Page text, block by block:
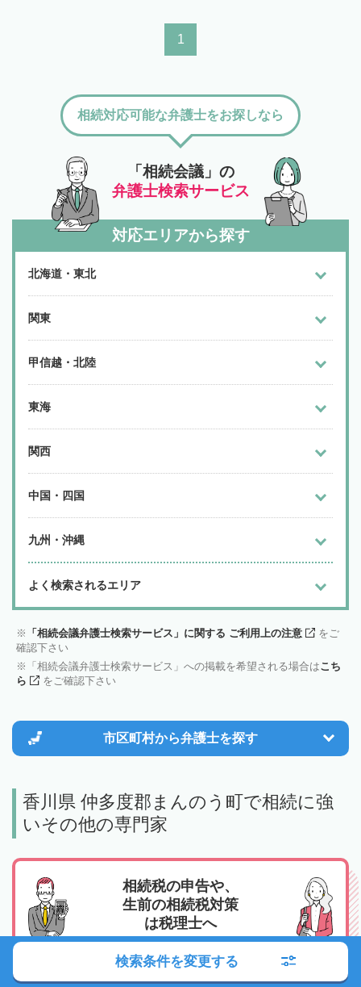
1
「相続会議」の
弁護士検索サービス
相続対応可能な弁護士をお探しなら
対応エリアから探す
北海道・東北
関東
甲信越・北陸
東海
関西
中国・四国
九州・沖縄
よく検索されるエリア
「相続会議弁護士検索サービス」に関する ご利用上の注意
をご
確認下さい
「相続会議弁護士検索サービス」への掲載を希望される場合はこち
ら
をご確認下さい
市区町村から弁護士を探す
香川県 仲多度郡まんのう町で相続に強
いその他の専門家
相続税の申告や、
生前の相続税対策
は税理士へ
特に相続トラブルなどがなく、相続税の申告をスム
ーズにおこないたい、相続税の支払いや対策を検討
検索条件を変更する